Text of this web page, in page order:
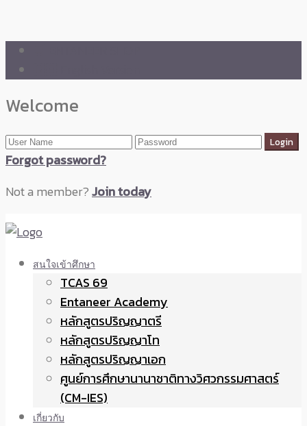
Welcome
Forgot password?
Not a member?Join today
สนใจเข้าศึกษา
TCAS 69
Entaneer Academy
หลักสูตรปริญญาตรี
หลักสูตรปริญญาโท
หลักสูตรปริญญาเอก
ศูนย์การศึกษานานาชาติทางวิศวกรรมศาสตร์
(CM-IES)
เกี่ยวกับ